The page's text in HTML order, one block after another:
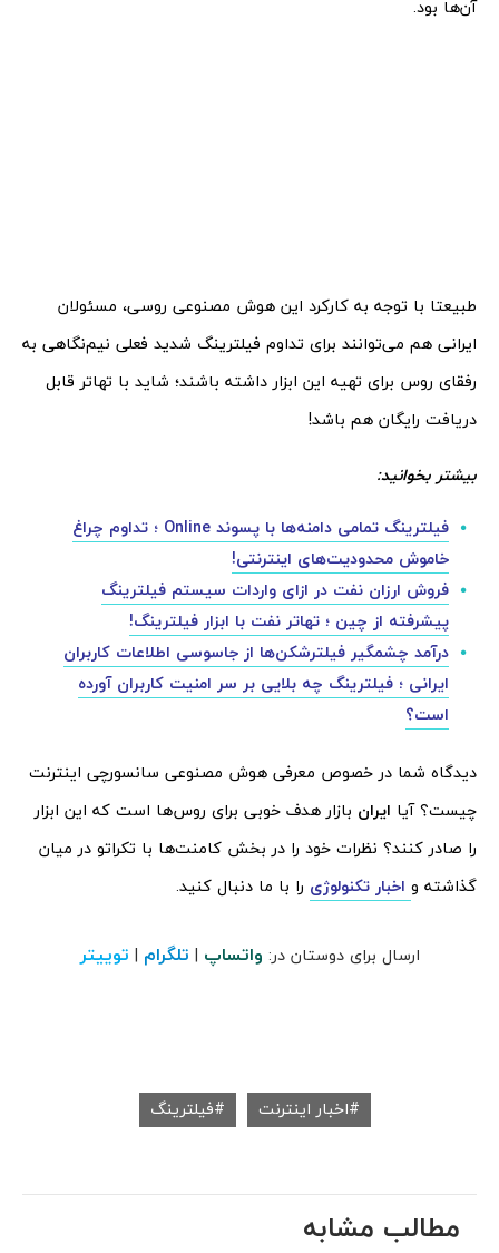
آن‌ها بود.
طبیعتا با توجه به کارکرد این هوش مصنوعی روسی، مسئولان
ایرانی هم می‌توانند برای تداوم فیلترینگ شدید فعلی نیم‌نگاهی به
رفقای روس برای تهیه این ابزار داشته باشند؛ شاید با تهاتر قابل
دریافت رایگان هم باشد!
بیشتر بخوانید:
فیلترینگ تمامی دامنه‌ها با پسوند Online ؛‌ تداوم چراغ‌
خاموش محدودیت‌های اینترنتی!
فروش ارزان نفت در ازای واردات سیستم فیلترینگ
پیشرفته از چین ؛ تهاتر نفت با ابزار فیلترینگ!
درآمد چشمگیر فیلترشکن‌ها از جاسوسی اطلاعات کاربران
ایرانی ؛ فیلترینگ چه بلایی بر سر امنیت کاربران آورده
است؟
دیدگاه شما در خصوص معرفی هوش مصنوعی سانسورچی اینترنت
چیست؟ آیا ایران بازار هدف خوبی برای روس‌ها است که این ابزار
را صادر کنند؟ نظرات خود را در بخش کامنت‌ها با تکراتو در میان
گذاشته و اخبار تکنولوژی را با ما دنبال کنید.
ارسال برای دوستان در: واتساپ | تلگرام | توییتر
اخبار اینترنت فیلترینگ
مطالب مشابه